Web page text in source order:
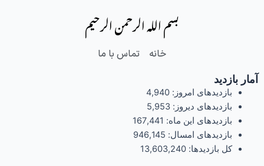
بسم الله الرحمن الرحیم
خانه تماس با ما
آمار بازدید
بازدیدهای امروز: 4,940
بازدیدهای دیروز: 5,953
بازدیدهای این ماه: 167,441
بازدیدهای امسال: 946,145
کل بازدیدها: 13,603,240